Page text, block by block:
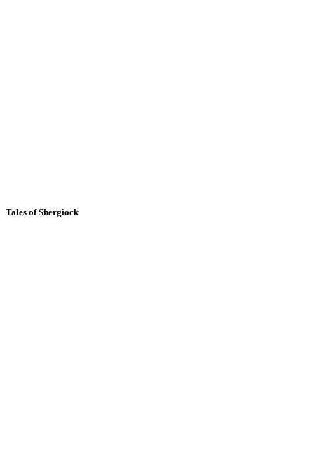
Tales of Shergiock